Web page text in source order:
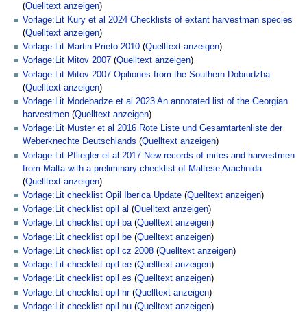
(Quelltext anzeigen)
Vorlage:Lit Kury et al 2024 Checklists of extant harvestman species
(Quelltext anzeigen)
Vorlage:Lit Martin Prieto 2010 (Quelltext anzeigen)
Vorlage:Lit Mitov 2007 (Quelltext anzeigen)
Vorlage:Lit Mitov 2007 Opiliones from the Southern Dobrudzha
(Quelltext anzeigen)
Vorlage:Lit Modebadze et al 2023 An annotated list of the Georgian
harvestmen (Quelltext anzeigen)
Vorlage:Lit Muster et al 2016 Rote Liste und Gesamtartenliste der
Weberknechte Deutschlands (Quelltext anzeigen)
Vorlage:Lit Pfliegler et al 2017 New records of mites and harvestmen
from Malta with a preliminary checklist of Maltese Arachnida
(Quelltext anzeigen)
Vorlage:Lit checklist Opil Iberica Update (Quelltext anzeigen)
Vorlage:Lit checklist opil al (Quelltext anzeigen)
Vorlage:Lit checklist opil ba(Quelltext anzeigen)
Vorlage:Lit checklist opil be (Quelltext anzeigen)
Vorlage:Lit checklist opil cz 2008 (Quelltext anzeigen)
Vorlage:Lit checklist opil ee (Quelltext anzeigen)
Vorlage:Lit checklist opil es (Quelltext anzeigen)
Vorlage:Lit checklist opil hr(Quelltext anzeigen)
Vorlage:Lit checklist opil hu (Quelltext anzeigen)